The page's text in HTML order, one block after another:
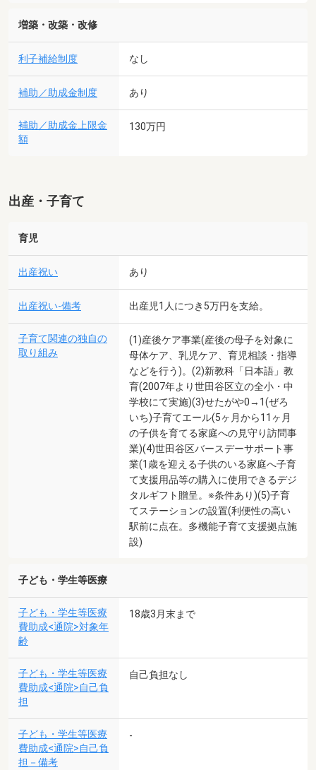
増築・改築・改修
利子補給制度 なし
補助／助成金制度 あり
補助／助成金上限金
額
130万円
出産・子育て
育児
出産祝い あり
出産祝い-備考 出産児1人につき5万円を支給。
子育て関連の独自の
取り組み
(1)産後ケア事業(産後の母子を対象に
母体ケア、乳児ケア、育児相談・指導
などを行う)。(2)新教科「日本語」教
育(2007年より世田谷区立の全小・中
学校にて実施)(3)せたがや0→1(ぜろ
いち)子育てエール(5ヶ月から11ヶ月
の子供を育てる家庭への見守り訪問事
業)(4)世田谷区バースデーサポート事
業(1歳を迎える子供のいる家庭へ子育
て支援用品等の購入に使用できるデジ
タルギフト贈呈。※条件あり)(5)子育
てステーションの設置(利便性の高い
駅前に点在。多機能子育て支援拠点施
設)
子ども・学生等医療
子ども・学生等医療
費助成<通院>対象年
齢
18歳3月末まで
子ども・学生等医療
費助成<通院>自己負
担
自己負担なし
子ども・学生等医療
費助成<通院>自己負
担－備考
-